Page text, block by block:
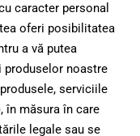
caracter personal
oferi posibilitatea
a vă putea
noastre
serviciile
în măsura în care
legale sau se